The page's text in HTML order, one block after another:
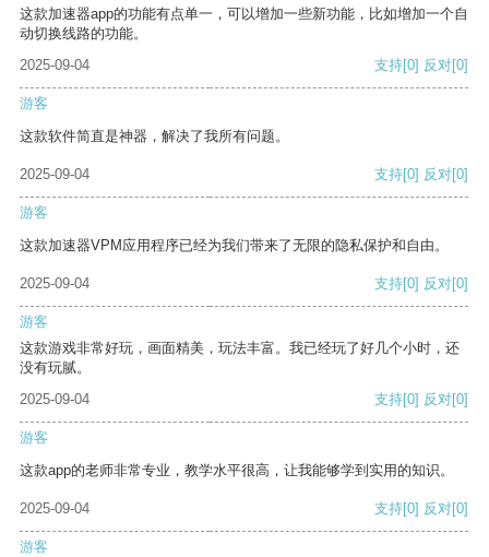
这款加速器app的功能有点单一，可以增加一些新功能，比如增加一个自
动切换线路的功能。
2025-09-04
支持[0] 反对[0]
游客
这款软件简直是神器，解决了我所有问题。
2025-09-04 支持[0] 反对[0]
游客
这款加速器VPM应用程序已经为我们带来了无限的隐私保护和自由。
2025-09-04 支持[0] 反对[0]
游客
这款游戏非常好玩，画面精美，玩法丰富。我已经玩了好几个小时，还
没有玩腻。
2025-09-04
支持[0] 反对[0]
游客
这款app的老师非常专业，教学水平很高，让我能够学到实用的知识。
2025-09-04 支持[0] 反对[0]
游客